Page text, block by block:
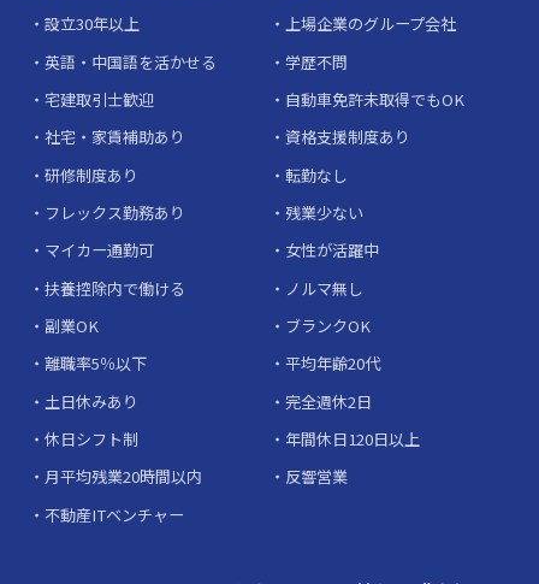
設立30年以上
上場企業のグループ会社
英語・中国語を活かせる
学歴不問
宅建取引士歓迎
自動車免許未取得でもOK
社宅・家賃補助あり
資格支援制度あり
研修制度あり
転勤なし
フレックス勤務あり
残業少ない
マイカー通勤可
女性が活躍中
扶養控除内で働ける
ノルマ無し
副業OK
ブランクOK
離職率5％以下
平均年齢20代
土日休みあり
完全週休2日
休日シフト制
年間休日120日以上
月平均残業20時間以内
反響営業
不動産ITベンチャー